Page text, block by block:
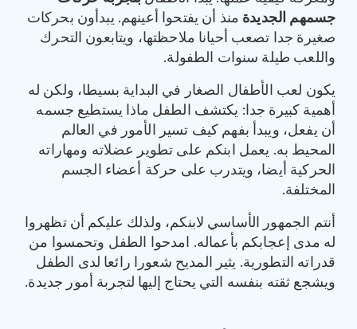
جسمهم الجديدة منذ أن يفتحوا أعينهم. يبدأون بحركات
صغيرة جدا تصعب أحيانا ملاحظتها، ويتابعون التحرك
واللعب طيلة سنوات الطفولة.
يكون لعب الأطفال الصغار في البداية بسيطا، ولكن له
أهمية كبيرة جدا: يكتشف الطفل ماذا يستطيع جسمه
أن يفعل، ويبدأ بفهم كيف تسير الأمور في العالم
المحيط به. يعمل ابنكم على تطوير عضلاته ومهاراته
الحركية أيضا، ويتدرب على حركة أعضاء الجسم
المختلفة.
أنتم الجمهور الأساسي لابنكم، ولذلك عليكم أن تظهروا
له مدى إعجابكم بأعماله. امدحوا الطفل وتحمسوا من
قدراته التطورية. ‏يثير المديح شعورا رائعا لدى الطفل
ويشجع ثقته بنفسه التي يحتاج إليها لتجربة أمور جديدة.